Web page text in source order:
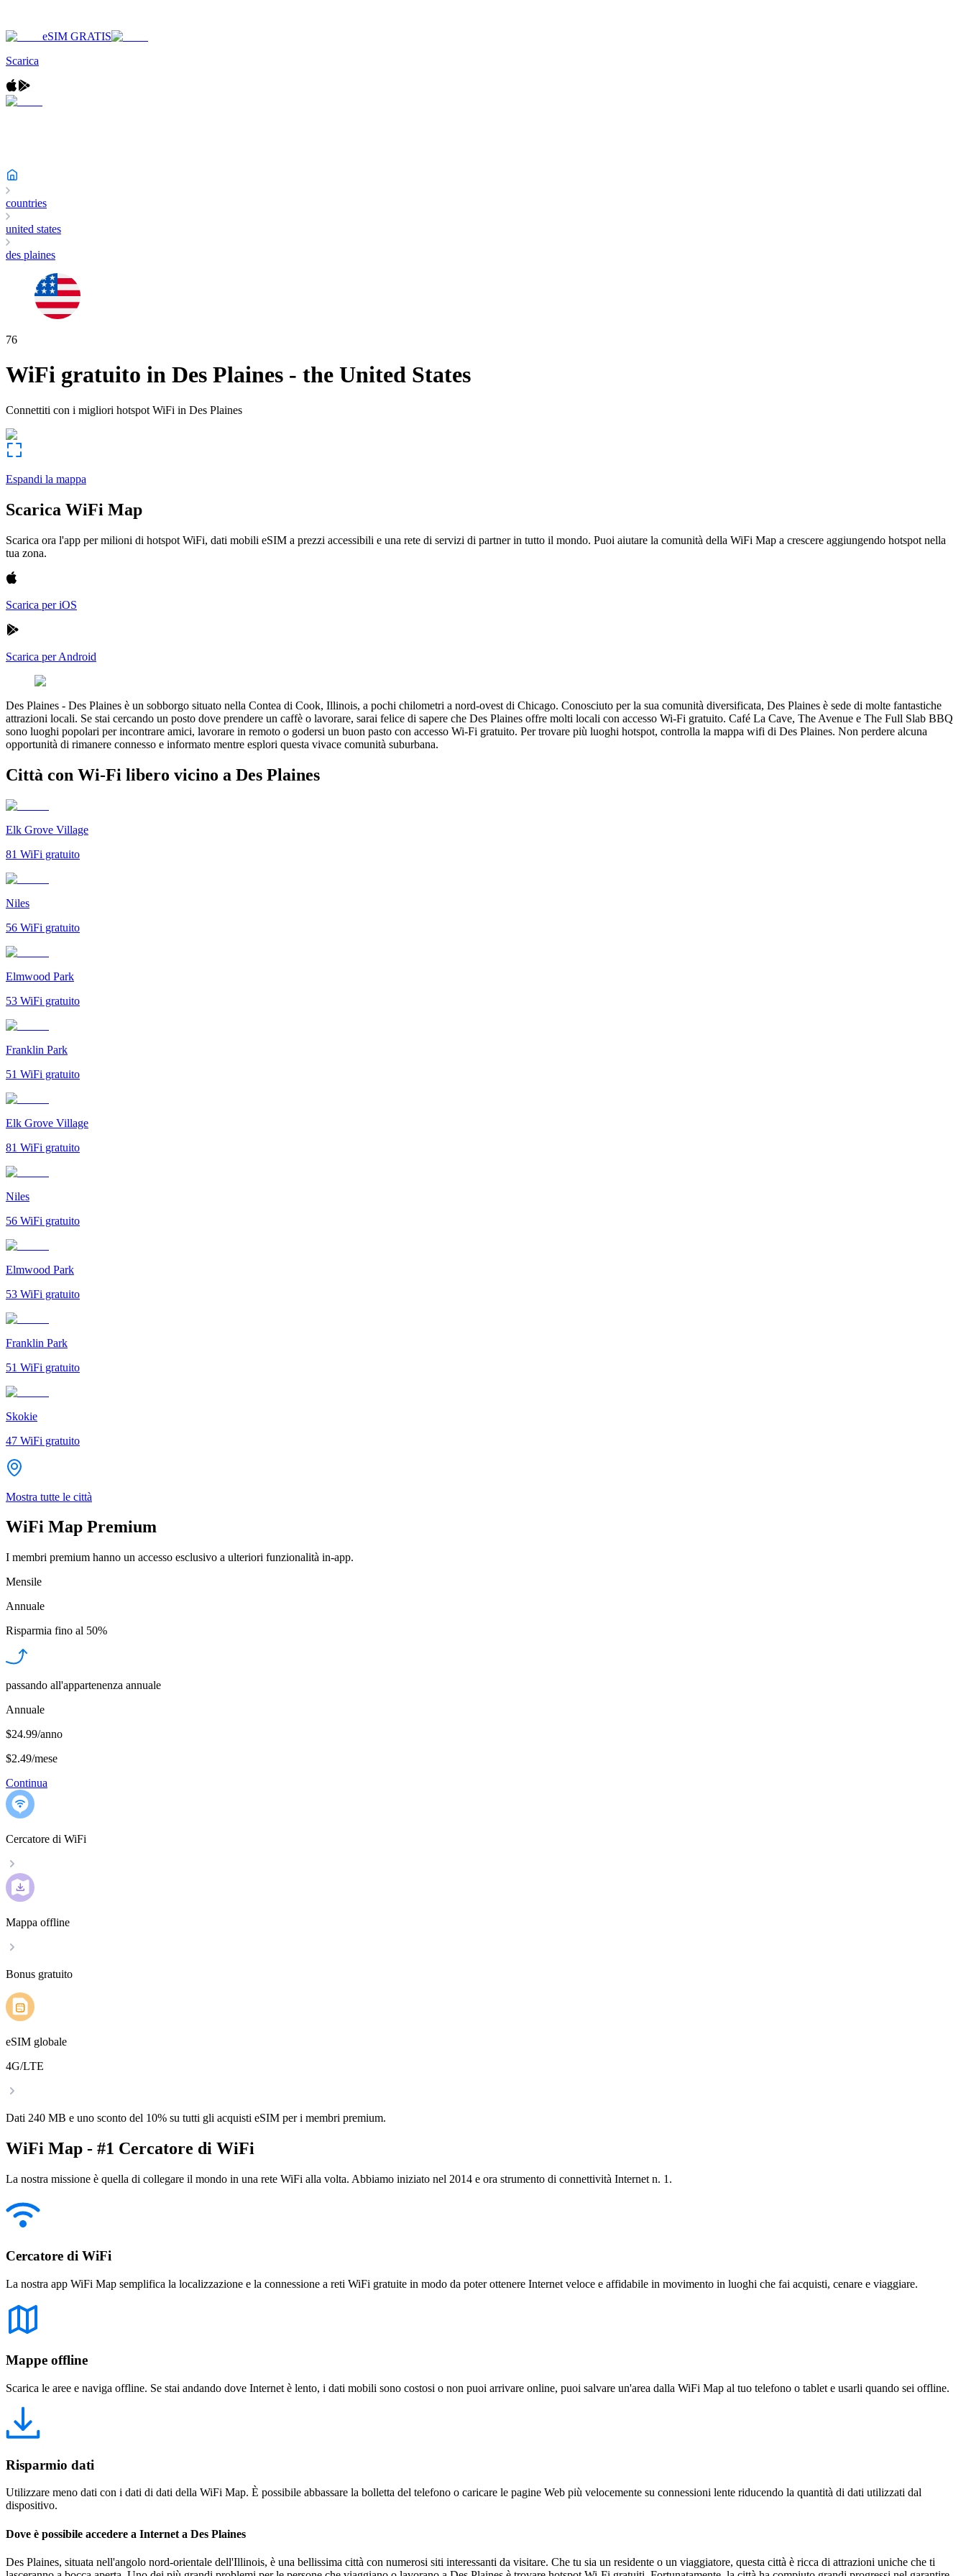
eSIM GRATIS
Scarica
countries
united states
des plaines
76
WiFi gratuito in Des Plaines - the United States
Connettiti con i migliori hotspot WiFi in Des Plaines
Espandi la mappa
Scarica WiFi Map
Scarica ora l'app per milioni di hotspot WiFi, dati mobili eSIM a prezzi accessibili e una rete di servizi di partner in tutto il mondo. Puoi aiutare la comunità della WiFi Map a crescere aggiungendo hotspot nella
tua zona.
Scarica per iOS
Scarica per Android
Des Plaines - Des Plaines è un sobborgo situato nella Contea di Cook, Illinois, a pochi chilometri a nord-ovest di Chicago. Conosciuto per la sua comunità diversificata, Des Plaines è sede di molte fantastiche
attrazioni locali. Se stai cercando un posto dove prendere un caffè o lavorare, sarai felice di sapere che Des Plaines offre molti locali con accesso Wi-Fi gratuito. Café La Cave, The Avenue e The Full Slab BBQ
sono luoghi popolari per incontrare amici, lavorare in remoto o godersi un buon pasto con accesso Wi-Fi gratuito. Per trovare più luoghi hotspot, controlla la mappa wifi di Des Plaines. Non perdere alcuna
opportunità di rimanere connesso e informato mentre esplori questa vivace comunità suburbana.
Città con Wi-Fi libero vicino a Des Plaines
Elk Grove Village
81 WiFi gratuito
Niles
56 WiFi gratuito
Elmwood Park
53 WiFi gratuito
Franklin Park
51 WiFi gratuito
Elk Grove Village
81 WiFi gratuito
Niles
56 WiFi gratuito
Elmwood Park
53 WiFi gratuito
Franklin Park
51 WiFi gratuito
Skokie
47 WiFi gratuito
Mostra tutte le città
WiFi Map Premium
I membri premium hanno un accesso esclusivo a ulteriori funzionalità in-app.
Mensile
Annuale
Risparmia fino al 50%
passando all'appartenenza annuale
Annuale
$24.99/anno
$2.49/mese
Continua
Cercatore di WiFi
Mappa offline
Bonus gratuito
eSIM globale
4G/LTE
Dati 240 MB e uno sconto del 10% su tutti gli acquisti eSIM per i membri premium.
WiFi Map - #1 Cercatore di WiFi
La nostra missione è quella di collegare il mondo in una rete WiFi alla volta. Abbiamo iniziato nel 2014 e ora strumento di connettività Internet n. 1.
Cercatore di WiFi
La nostra app WiFi Map semplifica la localizzazione e la connessione a reti WiFi gratuite in modo da poter ottenere Internet veloce e affidabile in movimento in luoghi che fai acquisti, cenare e viaggiare.
Mappe offline
Scarica le aree e naviga offline. Se stai andando dove Internet è lento, i dati mobili sono costosi o non puoi arrivare online, puoi salvare un'area dalla WiFi Map al tuo telefono o tablet e usarli quando sei offline.
Risparmio dati
Utilizzare meno dati con i dati di dati della WiFi Map. È possibile abbassare la bolletta del telefono o caricare le pagine Web più velocemente su connessioni lente riducendo la quantità di dati utilizzati dal
dispositivo.
Dove è possibile accedere a Internet a Des Plaines
Des Plaines, situata nell'angolo nord-orientale dell'Illinois, è una bellissima città con numerosi siti interessanti da visitare. Che tu sia un residente o un viaggiatore, questa città è ricca di attrazioni uniche che ti